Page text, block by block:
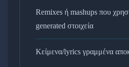
Remixes ή mashups που
generated στοιχεία
Κείμενα/lyrics γραμμένα